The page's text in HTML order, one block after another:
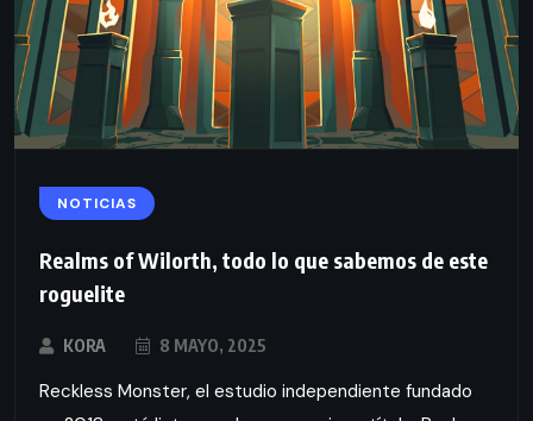
NOTICIAS
Realms of Wilorth, todo lo que sabemos de este
roguelite
KORA 8 MAYO, 2025
Reckless Monster, el estudio independiente fundado